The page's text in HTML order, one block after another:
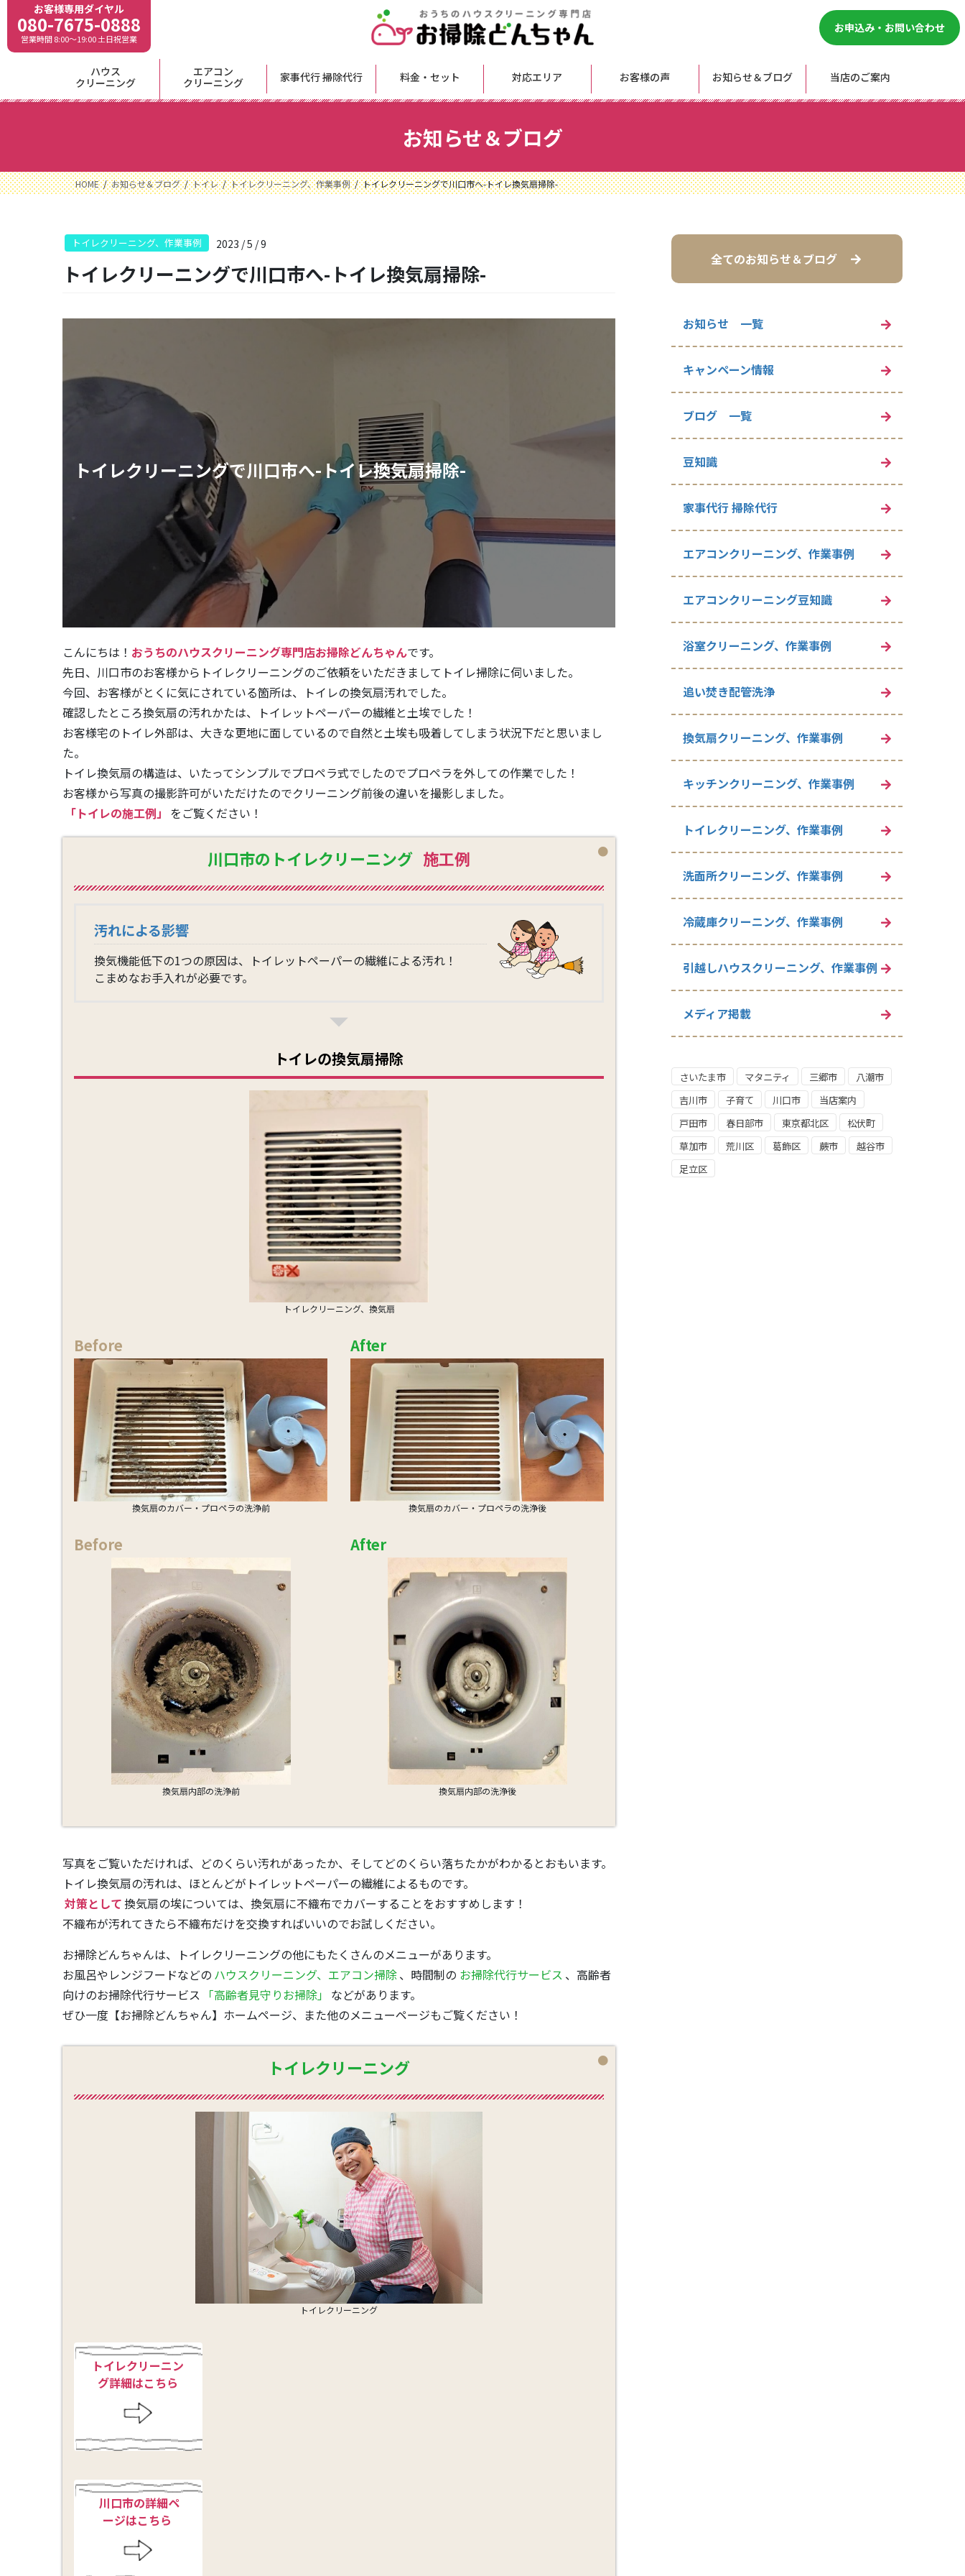
テ
ゲ
お申込み・お問い合わせ
お客様専用ダイヤル
080-7675-0888
営業時間 8:00〜19:00 土日祝営業
ハウス
クリーニング
エアコン
クリーニング
家事代行 掃除代行 料金・セット 対応エリア お客様の声 お知らせ＆ブログ 当店のご案内
お知らせ＆ブログ
HOME お知らせ＆ブログ トイレ トイレクリーニング、作業事例 トイレクリーニングで川口市へ-トイレ換気扇掃除-
トイレクリーニング、作業事例 2023 / 5 / 9
トイレクリーニングで川口市へ-トイレ換気扇掃除-
トイレクリーニングで川口市へ-トイレ換気扇掃除-
こんにちは！ おうちのハウスクリーニング専門店お掃除どんちゃんです。
先日、川口市のお客様からトイレクリーニングのご依頼をいただきましてトイレ掃除に伺いました。
今回、お客様がとくに気にされている箇所は、トイレの換気扇汚れでした。
確認したところ換気扇の汚れかたは、トイレットペーパーの繊維と土埃でした！
お客様宅のトイレ外部は、大きな更地に面しているので自然と土埃も吸着してしまう状況下だと思いまし
た。
トイレ換気扇の構造は、いたってシンプルでプロペラ式でしたのでプロペラを外しての作業でした！
お客様から写真の撮影許可がいただけたのでクリーニング前後の違いを撮影しました。
「トイレの施工例」 をご覧ください！
川口市のトイレクリーニング 施工例
汚れによる影響
換気機能低下の1つの原因は、トイレットペーパーの繊維による汚れ！
こまめなお手入れが必要です。
トイレの換気扇掃除
トイレクリーニング、換気扇
Before
換気扇のカバー・プロペラの洗浄前
After
換気扇のカバー・プロペラの洗浄後
Before
換気扇内部の洗浄前
After
換気扇内部の洗浄後
写真をご覧いただければ、どのくらい汚れがあったか、そしてどのくらい落ちたかがわかるとおもいます。
トイレ換気扇の汚れは、ほとんどがトイレットペーパーの繊維によるものです。
対策として換気扇の埃については、換気扇に不織布でカバーすることをおすすめします！
不織布が汚れてきたら不織布だけを交換すればいいのでお試しください。
お掃除どんちゃんは、トイレクリーニングの他にもたくさんのメニューがあります。
お風呂やレンジフードなどの ハウスクリーニング、エアコン掃除、時間制の お掃除代行サービス 、高齢者
向けのお掃除代行サービス
「高齢者見守りお掃除」 などがあります。
ぜひ一度【お掃除どんちゃん】ホームページ、また他のメニューページもご覧ください！
トイレクリーニング
トイレクリーニング
トイレクリーニン
グ詳細はこちら
川口市の詳細ペ
ージはこちら
全てのお知らせ＆ブログ
お知らせ 一覧
キャンペーン情報
ブログ 一覧
豆知識
家事代行 掃除代行
エアコンクリーニング、作業事例
エアコンクリーニング豆知識
浴室クリーニング、作業事例
追い焚き配管洗浄
換気扇クリーニング、作業事例
キッチンクリーニング、作業事例
トイレクリーニング、作業事例
洗面所クリーニング、作業事例
冷蔵庫クリーニング、作業事例
引越しハウスクリーニング、作業事例
メディア掲載
さいたま市 マタニティ 三郷市
八潮市
吉川市
子育て 川口市
当店案内
戸田市
春日部市 東京都北区
松伏町
草加市
荒川区 葛飾区 蕨市
越谷市
足立区